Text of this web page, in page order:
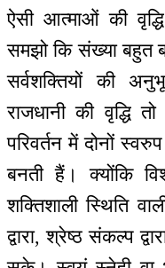
ऐसी आत्माओं की
समझो कि संख्या बहुत
सर्वशक्तियों की
राजधानी की वृद्धि
परिवर्तन में दोनों
बनती हैं। क्योंकि
शक्तिशाली स्थिति
द्वारा, श्रेष्ठ संकल्प